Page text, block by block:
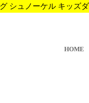
シュノーケル キッズ
HOME